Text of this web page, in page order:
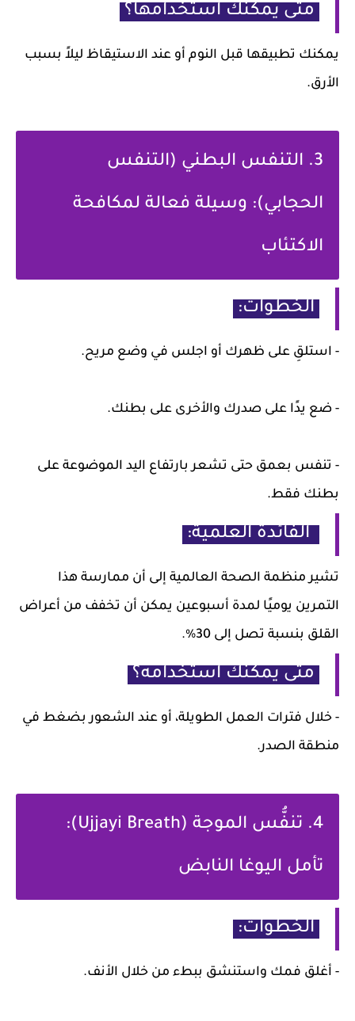
متى يمكنك استخدامها؟
يمكنك تطبيقها قبل النوم أو عند الاستيقاظ ليلاً بسبب
الأرق.
3. التنفس البطني (التنفس
الحجابي): وسيلة فعالة لمكافحة
الاكتئاب
الخطوات:
- استلقِ على ظهرك أو اجلس في وضع مريح.
- ضع يدًا على صدرك والأخرى على بطنك.
- تنفس بعمق حتى تشعر بارتفاع اليد الموضوعة على
بطنك فقط.
الفائدة العلمية:
تشير منظمة الصحة العالمية إلى أن ممارسة هذا
التمرين يوميًا لمدة أسبوعين يمكن أن تخفف من أعراض
القلق بنسبة تصل إلى 30%.
متى يمكنك استخدامه؟
- خلال فترات العمل الطويلة، أو عند الشعور بضغط في
منطقة الصدر.
4. تنفُّس الموجة (Ujjayi Breath):
تأمل اليوغا النابض
الخطوات:
- أغلق فمك واستنشق ببطء من خلال الأنف.